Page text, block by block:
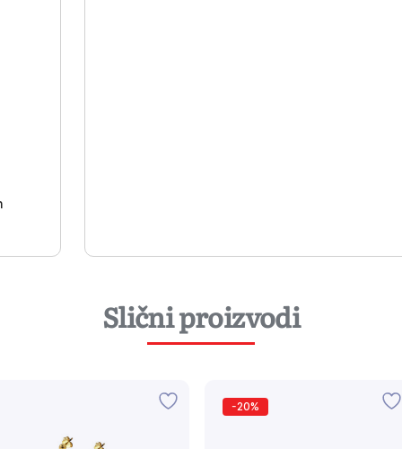
Slični proizvodi
-20%